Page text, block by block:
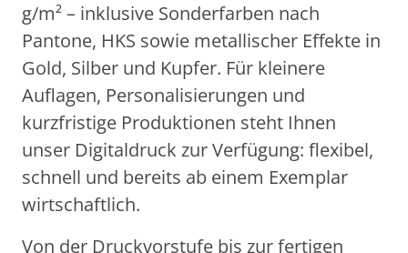
g/m² – inklusive Sonderfarben nach
Pantone, HKS sowie metallischer Effekte in
Gold, Silber und Kupfer. Für kleinere
Auflagen, Personalisierungen und
kurzfristige Produktionen steht Ihnen
unser Digitaldruck zur Verfügung: flexibel,
schnell und bereits ab einem Exemplar
wirtschaftlich.
Von der Druckvorstufe bis zur fertigen